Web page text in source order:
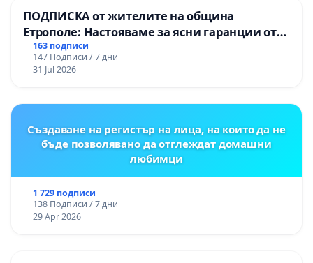
ПОДПИСКА от жителите на община
Етрополе: Настояваме за ясни гаранции от
“Елаците-МЕД” АД и от държавата, че ще се
изпълнят всички екологични норми!
163 подписи
147 Подписи / 7 дни
31 Jul 2026
Създаване на регистър на лица, на които да не
бъде позволявано да отглеждат домашни
любимци
1 729 подписи
138 Подписи / 7 дни
29 Apr 2026